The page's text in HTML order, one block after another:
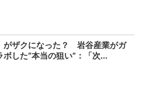
がザクになった？ 岩谷産業がガ
ボした“本当の狙い”：「次...